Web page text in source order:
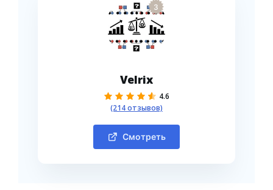
3
Velrix
4.6
(214 отзывов)
Смотреть